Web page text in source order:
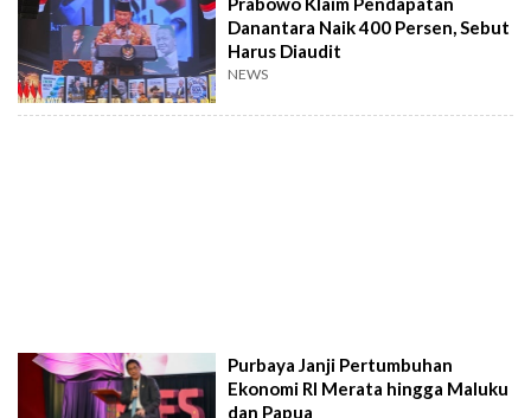
Danantara Naik 400 Persen, Sebut
Harus Diaudit
NEWS
Purbaya Janji Pertumbuhan
Ekonomi RI Merata hingga Maluku
dan Papua